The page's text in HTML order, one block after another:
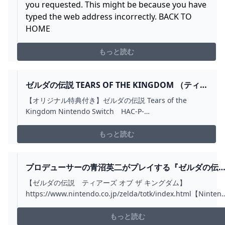
you requested. This might be because you have
typed the web address incorrectly. BACK TO
HOME
もっと読む
ゼルダの伝説 TEARS OF THE KINGDOM （ティア
ーズ オブ ザ キングダム） SWITCH HAC-P-
AXN7A :2818739011:ヤマダデンキ YAHOO!店 -
【オリジナル特典付き】ゼルダの伝説 Tears of the
Kingdom Nintendo Switch HAC-P-
Kingdom （ティアーズ オブ ザ キングダム） Switch
HAC-P-AXN7A - 通販 - LINEアカウント連携でPayPayポイ
もっと読む
プロデューサーの青沼英二がプレイする『ゼルダの伝
説 ティアーズ オブ ザ キングダム』 - YOUTUBE
【ゼルダの伝説 ティアーズ オブ ザ キングダム】
https://www.nintendo.co.jp/zelda/totk/index.html【
ングダムエディション】商品の詳細や予約受付についてはこち
もっと読む